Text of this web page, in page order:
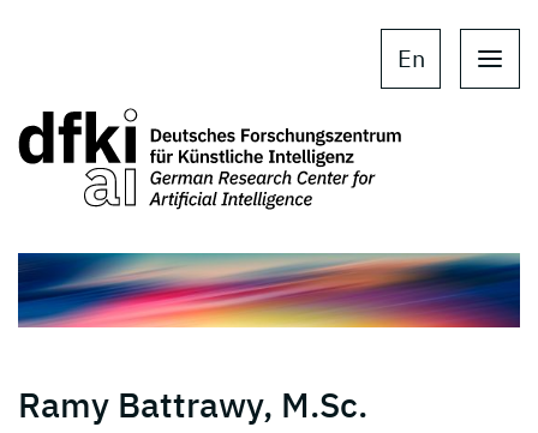
En
Ramy Battrawy, M.Sc.